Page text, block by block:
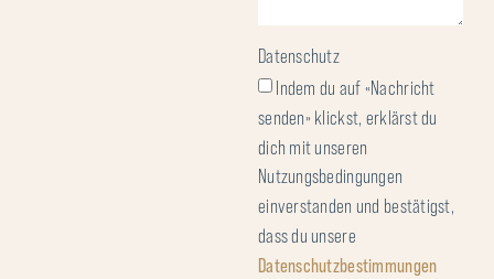
Datenschutz
Indem du auf «Nachricht
senden» klickst, erklärst du
dich mit unseren
Nutzungsbedingungen
einverstanden und bestätigst,
dass du unsere
Datenschutzbestimmungen